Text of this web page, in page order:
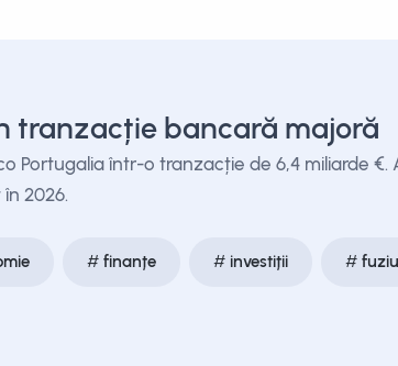
tranzacție bancară majoră
Portugalia într-o tranzacție de 6,4 miliarde
2026.
finanțe investiții